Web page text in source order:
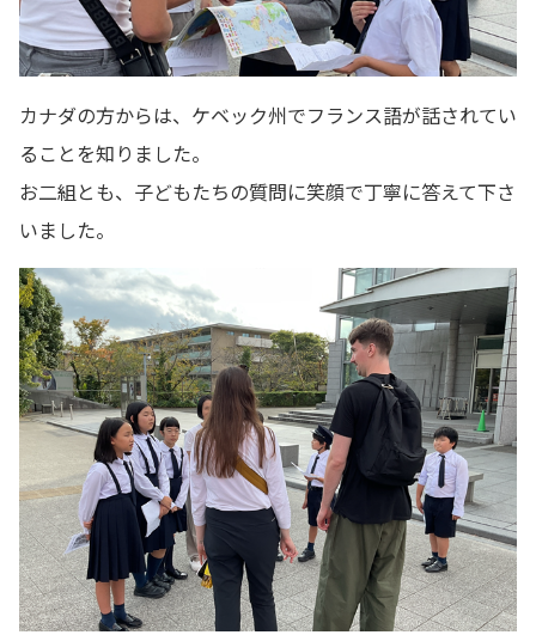
カナダの方からは、ケベック州でフランス語が話されてい
ることを知りました。
お二組とも、子どもたちの質問に笑顔で丁寧に答えて下さ
いました。